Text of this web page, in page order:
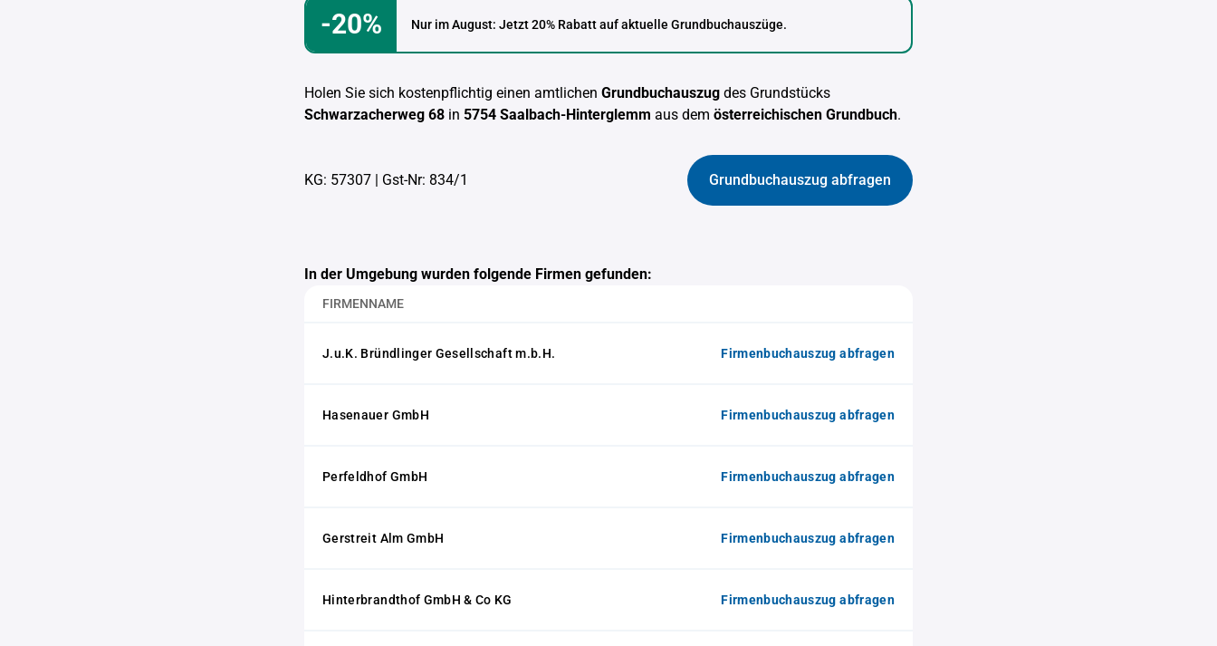
-20% Nur im August: Jetzt 20% Rabatt auf aktuelle Grundbuchauszüge.
Holen Sie sich kostenpflichtig einen amtlichen Grundbuchauszug des Grundstücks
Schwarzacherweg 68 in 5754 Saalbach-Hinterglemm aus dem österreichischen Grundbuch.
KG: 57307 | Gst-Nr: 834/1 Grundbuchauszug abfragen
In der Umgebung wurden folgende Firmen gefunden:
FIRMENNAME
J.u.K. Bründlinger Gesellschaft m.b.H. Firmenbuchauszug abfragen
Hasenauer GmbH Firmenbuchauszug abfragen
Perfeldhof GmbH Firmenbuchauszug abfragen
Gerstreit Alm GmbH Firmenbuchauszug abfragen
Hinterbrandthof GmbH & Co KG Firmenbuchauszug abfragen